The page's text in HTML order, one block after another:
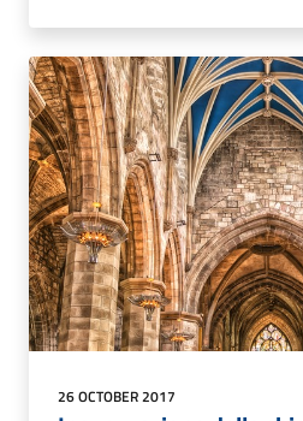
26 OCTOBER 2017